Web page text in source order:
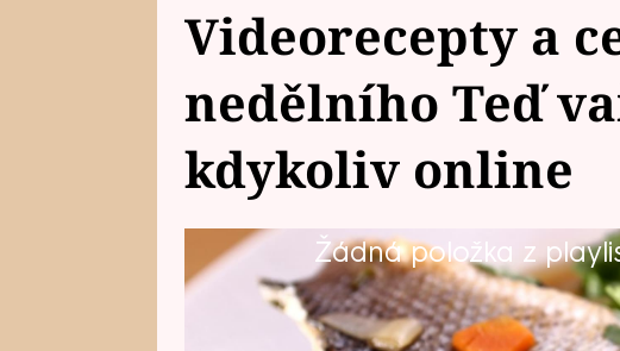
Videorecepty a
nedělního Teď
kdykoliv online
Žádná položka z
Celý 3. díl VI. řady show Teď vařé šéf! si
hned v úvodu. Všech pět videoreceptů
pohromadě níže. Vyberte si jednoduše